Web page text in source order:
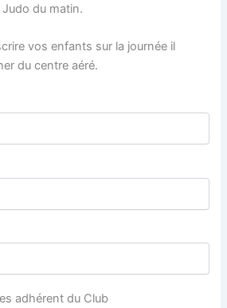
du matin.
vos enfants sur la journée il
du centre aéré.
adhérent du Club